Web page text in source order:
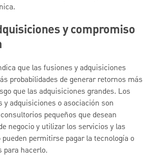
y compromiso
que las fusiones y adquisiciones
probabilidades de generar retornos más
que las adquisiciones grandes. Los
y adquisiciones o asociación son
pequeños que desean
negocio y utilizar los servicios y las
permitirse pagar la tecnología o
para hacerlo.